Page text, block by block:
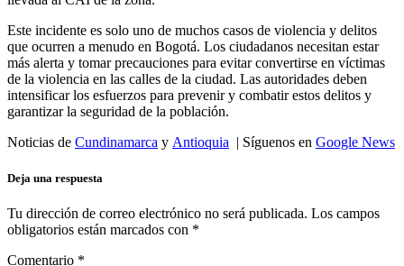
Este incidente es solo uno de muchos casos de violencia y delitos
que ocurren a menudo en Bogotá. Los ciudadanos necesitan estar
más alerta y tomar precauciones para evitar convertirse en víctimas
de la violencia en las calles de la ciudad. Las autoridades deben
intensificar los esfuerzos para prevenir y combatir estos delitos y
garantizar la seguridad de la población.
Noticias de Cundinamarca y Antioquia | Síguenos en Google News
Deja una respuesta
Tu dirección de correo electrónico no será publicada. Los campos
obligatorios están marcados con *
Comentario *